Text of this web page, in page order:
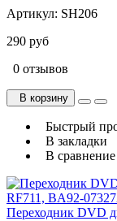
Артикул: SH206
290 руб
0 отзывов
В корзину
Быстрый
В закладки
В сравнение
Переходник DVD